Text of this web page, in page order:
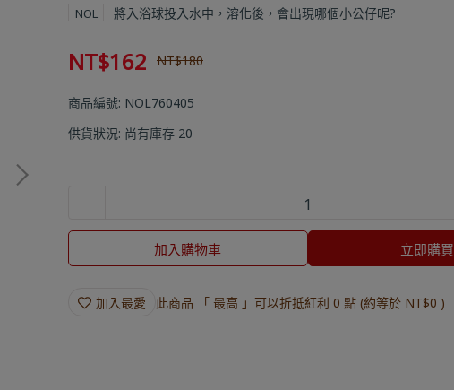
NOL 將入浴球投入水中，溶化後，會出現哪個小公仔呢?
NT$162 NT$180
商品編號: NOL760405
供貨狀況: 尚有庫存 20
加入購物車 立即購買
加入最愛 此商品 「 最高 」可以折抵紅利 0 點 (約等於 NT$0 )